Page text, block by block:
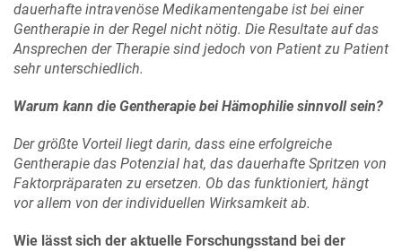
dauerhafte intravenöse Medikamentengabe ist bei einer
Gentherapie in der Regel nicht nötig. Die Resultate auf das
Ansprechen der Therapie sind jedoch von Patient zu Patient
sehr unterschiedlich.
Warum kann die Gentherapie bei Hämophilie sinnvoll sein?
Der größte Vorteil liegt darin, dass eine erfolgreiche
Gentherapie das Potenzial hat, das dauerhafte Spritzen von
Faktorpräparaten zu ersetzen. Ob das funktioniert, hängt
vor allem von der individuellen Wirksamkeit ab.
Wie lässt sich der aktuelle Forschungsstand bei der